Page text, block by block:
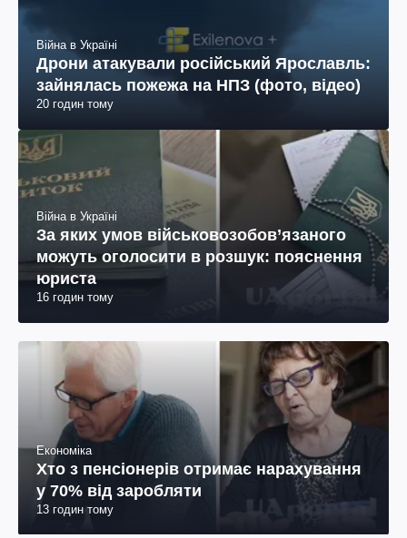
Війна в Україні
Дрони атакували російський Ярославль:
зайнялась пожежа на НПЗ (фото, відео)
20 годин тому
Війна в Україні
За яких умов військовозобов’язаного
можуть оголосити в розшук: пояснення
юриста
16 годин тому
Економіка
Хто з пенсіонерів отримає нарахування
у 70% від заробляти
13 годин тому